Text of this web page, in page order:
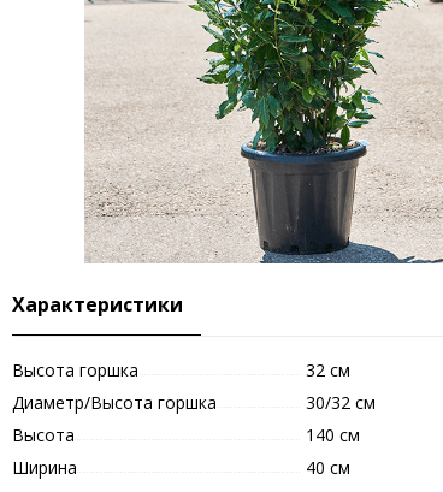
Характеристики
Высота горшка
32 см
Диаметр/Высота горшка
30/32 см
Высота
140 см
Ширина
40 см